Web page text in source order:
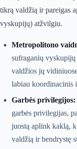
tikrą valdžią ir pareigas
vyskupijų) atžvilgiu.
Metropolitono
sufraganių
valdžios jų
labiau koordinacinis
Garbės privilegijos:
garbės privilegijas,
juostą aplink kaklą,
valdžią ir bendrystę